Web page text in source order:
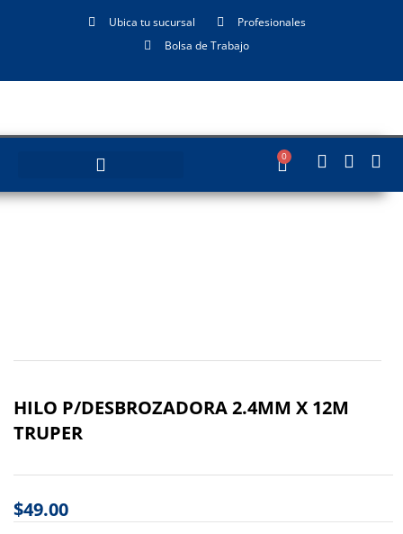
Ubica tu sucursal
Profesionales
Bolsa de Trabajo
0
HILO P/DESBROZADORA 2.4MM X 12M
TRUPER
$49.00